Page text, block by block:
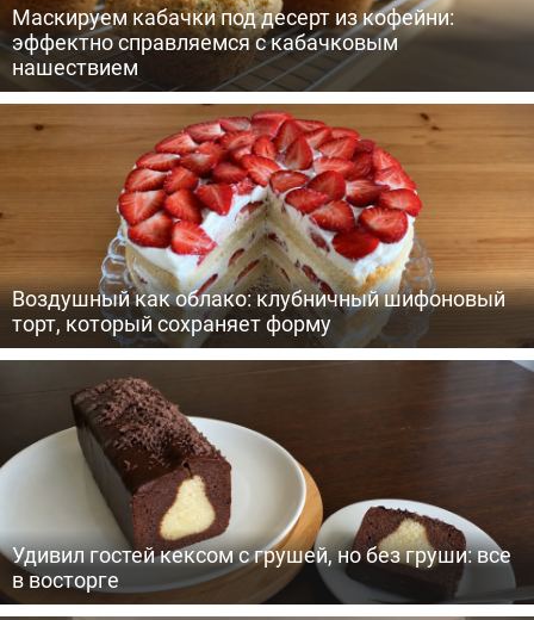
Маскируем кабачки под десерт из кофейни:
эффектно справляемся с кабачковым
нашествием
Воздушный как облако: клубничный шифоновый
торт, который сохраняет форму
Удивил гостей кексом с грушей, но без груши: все
в восторге